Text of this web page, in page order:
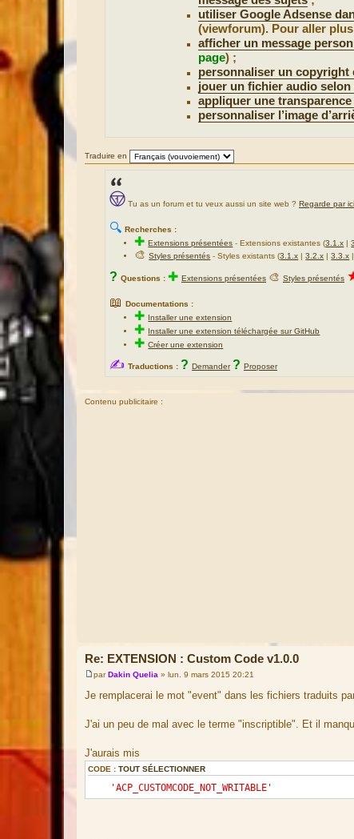
utiliser Google Adsense
(viewforum). Pour aller
afficher un message
page) ;
personnaliser un copyright
jouer un fichier audio
appliquer une
personnaliser l’image
Traduire en
Tu as un forum et tu veux aussi un site web ? Regarde par ici
🔍 Recherches :
✚Extensions présentées - Extensions existantes (3.1.x |
🎨Styles présentés - Styles existants (3.1.x |3.2.x |3.3.x
? Questions : ✚ Extensions présentées 🎨 Styles présentés
📖 Documentations :
✚ Installer une extension
✚ Installer une extension téléchargée sur GitHub
✚Créer une extension
✍ Traductions : ? Demander ? Proposer
Contenu publicitaire :
Re: EXTENSION : Custom Code v1.0.0
M
s
a
g
parDakin Quelia » lun. 9 mars 2015 20:21
Je remplacerai le mot "event" dans les fichiers traduits
J'ai un peu de mal avec le terme "inscriptible". Et il
J'aurais mis
CODE : TOUT SÉLECTIONNER
'ACP_CUSTOMCODE_NOT_WRITABLE'